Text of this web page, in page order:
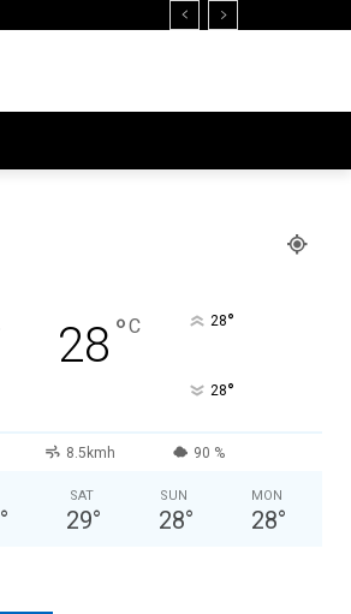
28 °C 28°
28°
8.5kmh 90 %
°
SAT
29°
SUN
28°
MON
28°